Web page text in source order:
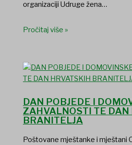
organizaciji Udruge žena…
Pročitaj više »
DAN POBJEDE I
ZAHVALNOSTI TE DAN
BRANITELJA
Poštovane mještanke i mještani